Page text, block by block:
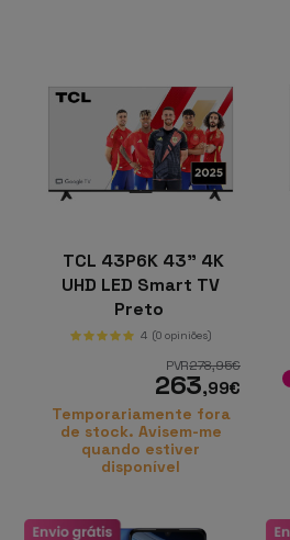
TCL 43P6K 43" 4K
UHD LED Smart TV
Preto
4 (0 opiniões)
PVR278,95€
263,99€
Temporariamente fora
de stock. Avisem-me
quando estiver
disponível